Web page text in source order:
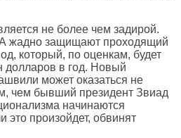
не более чем задирой.
жадно защищают проходящий
который, по оценкам, будет
долларов в год. Новый
может оказаться не
чем бывший президент Звиад
начинаются
это произойдет, обвинят